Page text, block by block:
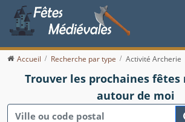
Accueil Recherche par type Activité Archerie
Trouver les prochaines fêtes
autour de moi